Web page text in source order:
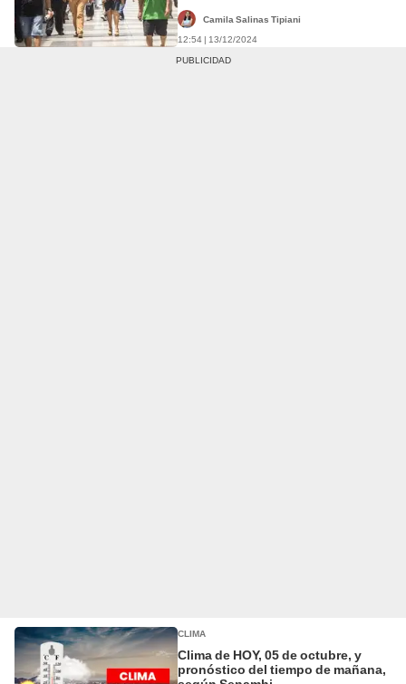
Camila Salinas Tipiani
12:54 | 13/12/2024
CLIMA
Clima de HOY, 05 de octubre, y
pronóstico del tiempo de mañana,